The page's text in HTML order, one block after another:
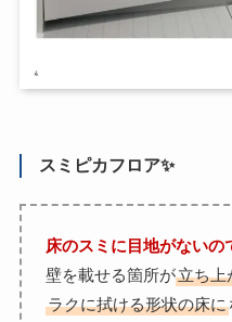
スミピカフロア✨
床のスミに目地がないの
壁を載せる箇所が立ち上
ラクに拭ける形状の床に